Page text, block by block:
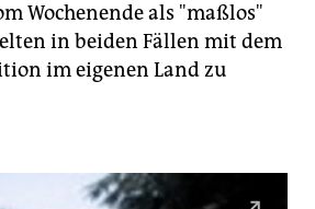
Wochenende als "maßlos"
in beiden Fällen mit dem
im eigenen Land zu